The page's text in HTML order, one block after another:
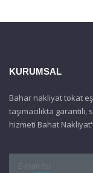
KURUMSAL
Bahar nakliyat tokat
taşımacılıkta
hizmeti Bahat